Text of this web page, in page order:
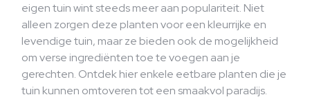
eigen tuin wint steeds meer aan populariteit. Niet
alleen zorgen deze planten voor een kleurrijke en
levendige tuin, maar ze bieden ook de mogelijkheid
om verse ingrediënten toe te voegen aan je
gerechten. Ontdek hier enkele eetbare planten die je
tuin kunnen omtoveren tot een smaakvol paradijs.